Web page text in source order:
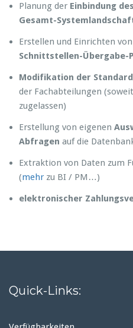
Planung der Einbindung
Gesamt-
Erstellen und Einrichten von
Schnittstellen-Übergabe-
Modifikation der
der Fachabteilungen
zugelassen)
Erstellung von eigenen
Abfragen auf die
Extraktion von Daten zum
(mehr zu BI / PM…)
elektronischer
Quick-Links: